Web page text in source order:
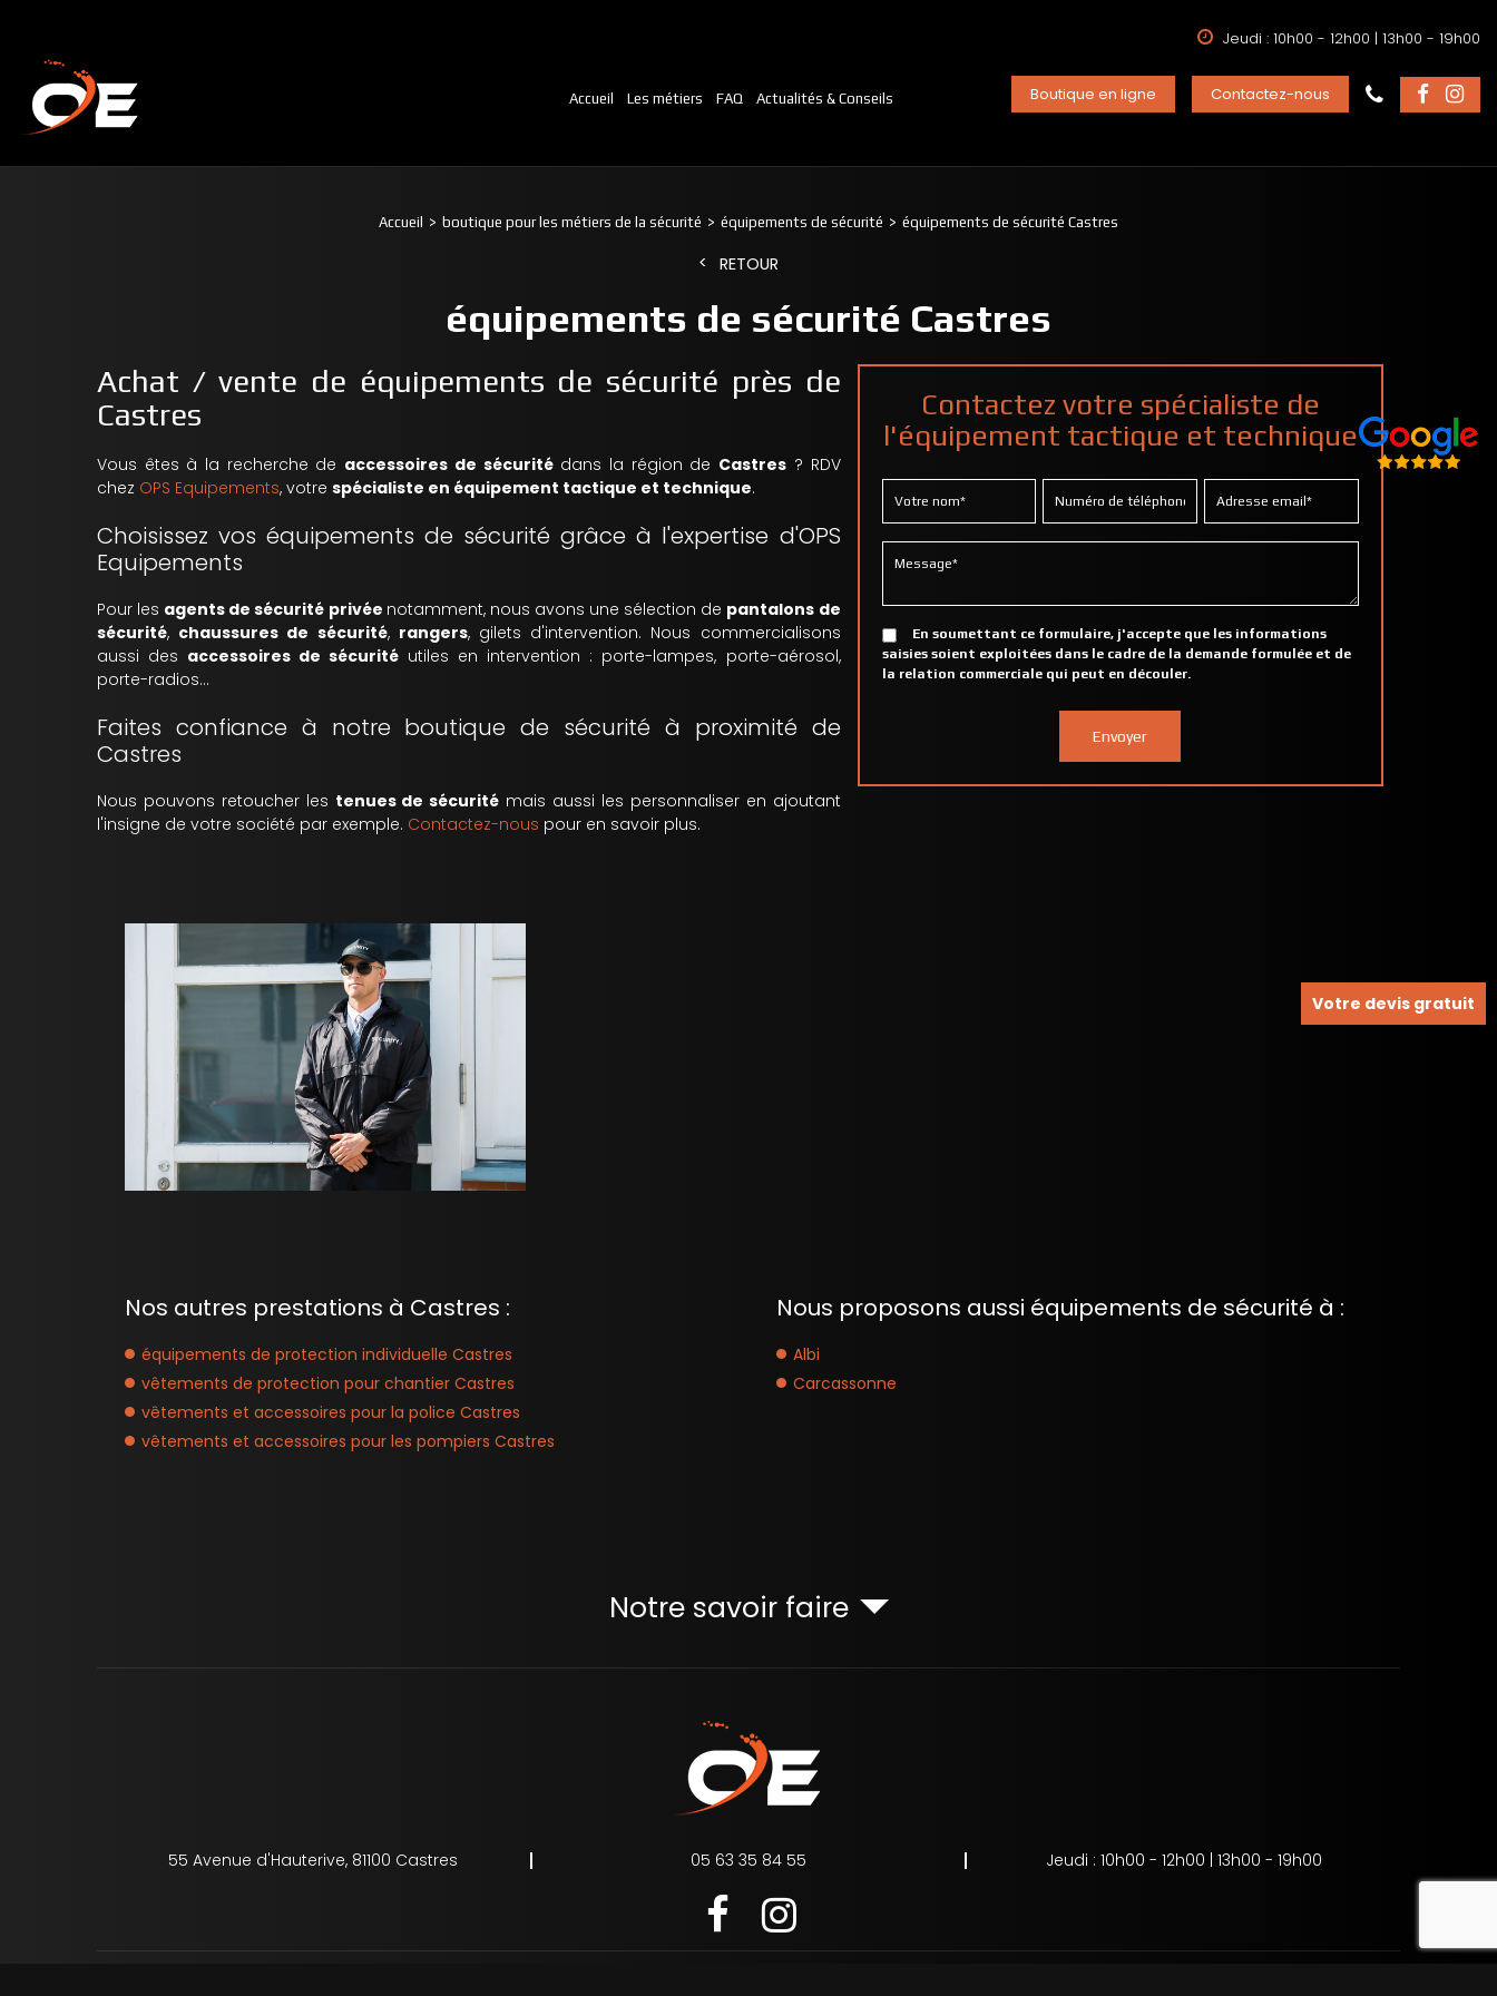
Jeudi : 10h00 - 12h00 | 13h00 - 19h00
Accueil Les métiers FAQ Actualités & Conseils Boutique en ligne Contactez-nous
Accueil boutique pour les métiers de la sécurité équipements de sécurité équipements de sécurité Castres
RETOUR
équipements de sécurité Castres
Achat / vente de équipements de sécurité près de
Castres
Vous êtes à la recherche de accessoires de sécuritédans la région de Castres ? RDV
chez OPS Equipements, votre spécialiste en équipement tactique et technique.
Choisissez vos équipements de sécurité grâce à l'expertise d'OPS
Equipements
Pour les agents de sécurité privée notamment, nous avons une sélection de pantalons de
sécurité, chaussures de sécurité, rangers, gilets d'intervention. Nous commercialisons
aussi des accessoires de sécurité utiles en intervention : porte-lampes, porte-aérosol,
porte-radios...
Faites confiance à notre boutique de sécurité à proximité de
Castres
Nous pouvons retoucher les tenues de sécurité mais aussi les personnaliser en ajoutant
l'insigne de votre société par exemple. Contactez-nous pour en savoir plus.
Contactez votre spécialiste de
l'équipement tactique et technique
En soumettant ce formulaire, j'accepte que les informations
saisies soient exploitées dans le cadre de la demande formulée et de
la relation commerciale qui peut en découler.
Nos autres prestations à Castres :
équipements de protection individuelle Castres
vêtements de protection pour chantier Castres
vêtements et accessoires pour la police Castres
vêtements et accessoires pour les pompiers Castres
Nous proposons aussi équipements de sécurité à :
Albi
Carcassonne
Votre devis gratuit
Notre savoir faire
55 Avenue d'Hauterive, 81100 Castres 05 63 35 84 55 Jeudi : 10h00 - 12h00 | 13h00 - 19h00